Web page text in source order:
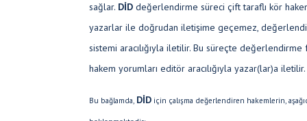
sağlar. DİD değerlendirme süreci çift taraflı kör
yazarlar ile doğrudan iletişime geçemez,
sistemi aracılığıyla iletilir. Bu süreçte
hakem yorumları editör aracılığıyla yazar(lar)a iletilir.
Bu bağlamda, DİD için çalışma değerlendiren hakemlerin,